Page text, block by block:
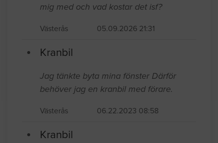
mig med och vad kostar det isf?
Västerås 05.09.2026 21:31
Kranbil
Jag tänkte byta mina fönster Därför
behöver jag en kranbil med förare.
Västerås 06.22.2023 08:58
Kranbil